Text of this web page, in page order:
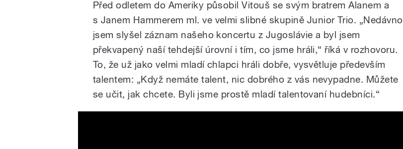
Před odletem do Ameriky působil Vitouš se svým bratrem Alanem a
s Janem Hammerem ml. ve velmi slibné skupině Junior Trio. „Nedávno
jsem slyšel záznam našeho koncertu z Jugoslávie a byl jsem
překvapený naší tehdejší úrovní i tím, co jsme hráli,“ říká v rozhovoru.
To, že už jako velmi mladí chlapci hráli dobře, vysvětluje především
talentem: „Když nemáte talent, nic dobrého z vás nevypadne. Můžete
se učit, jak chcete. Byli jsme prostě mladí talentovaní hudebníci.“